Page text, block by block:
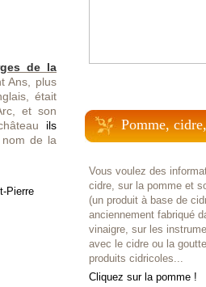
de la
Ans, plus
était
et son
ils
de la
Pomme,
Vous voulez des
cidre, sur la pomme et
(un produit à base de
anciennement fabriqué
vinaigre, sur les
avec le cidre ou la
produits cidricoles...
Cliquez sur la pomme !